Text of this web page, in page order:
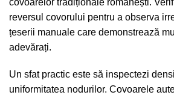
reversul covorului pentru a observa
țeserii manuale care demonstrează
adevărați.
Un sfat practic este să inspectezi
uniformitatea nodurilor. Covoarele